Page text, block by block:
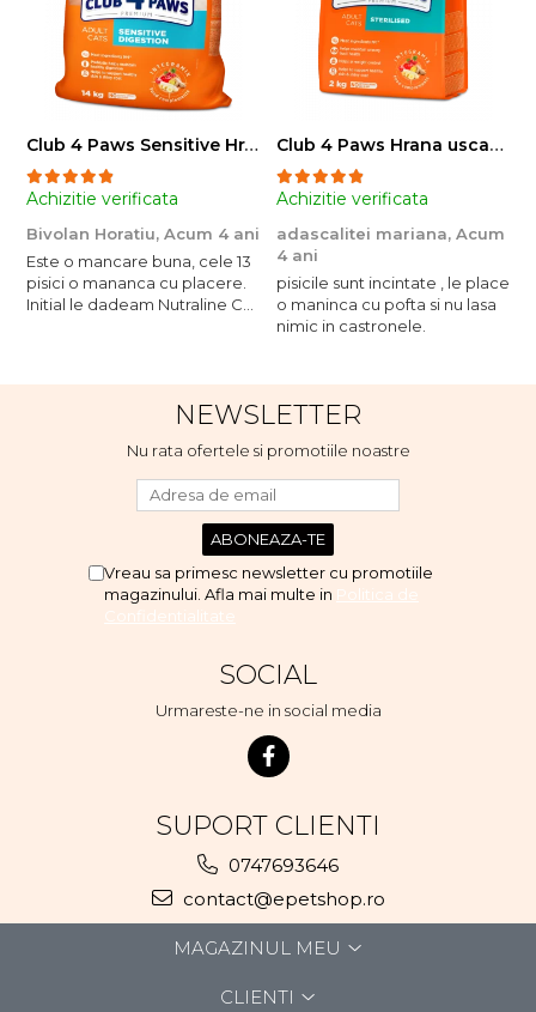
Club 4 Paws Sensitive Hrana uscata pisici adulte, 14kg
Achizitie verificata
Bivolan Horatiu, Acum 4 ani
Este o mancare buna, cele 13
pisici o mananca cu placere.
Initial le dadeam Nutraline Cat
evita, nu o mananca cu
placere. Eu sunt multumit si
Club 4 Paws Hrana uscata pisici sterilizate, 2kg
Achizitie verificata
adascalitei mariana, Acum
4 ani
pisicile sunt incintate , le place
o maninca cu pofta si nu lasa
nimic in castronele.
NEWSLETTER
Nu rata ofertele si promotiile noastre
Vreau sa primesc newsletter cu promotiile
magazinului. Afla mai multe in Politica de
Confidentialitate
SOCIAL
Urmareste-ne in social media
SUPORT CLIENTI
0747693646
contact@epetshop.ro
MAGAZINUL MEU
CLIENTI